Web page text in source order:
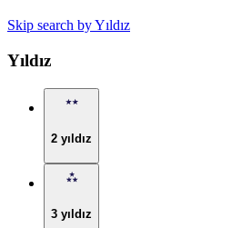
Skip search by Yıldız
Yıldız
2 yıldız
3 yıldız